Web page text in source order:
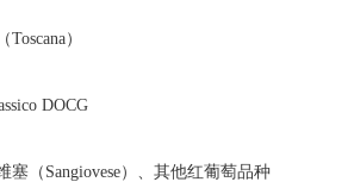
）
DOCG
（Sangiovese）、其他红葡萄品种